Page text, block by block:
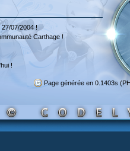
07/2004 !
Carthage !
!
Page générée en 0.1403s